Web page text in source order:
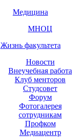
Медицина
МНОЦ
Жизнь факультета
Новости
Внеучебная работа
Клуб менторов
Студсовет
Форум
Фотогалерея
сотрудникам
Профком
Медиацентр